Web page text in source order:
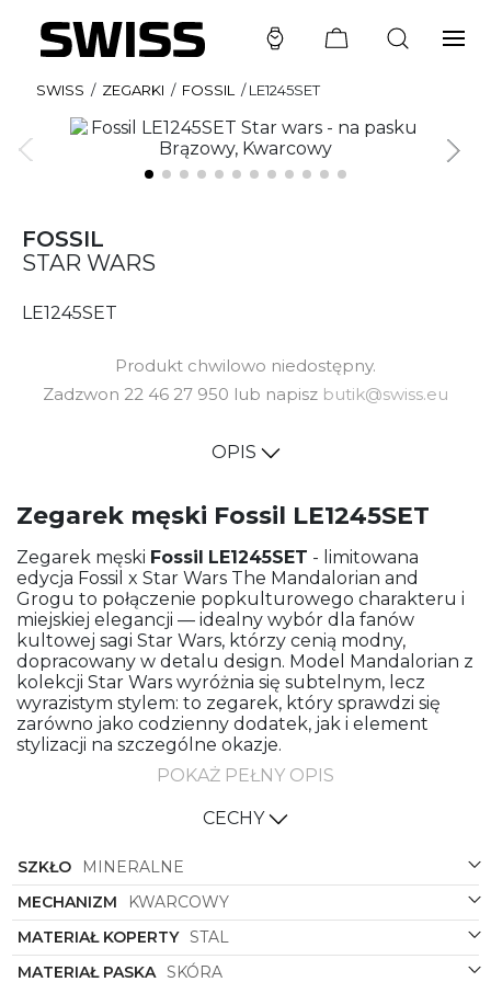
SWISS / ZEGARKI / FOSSIL /LE1245SET
FOSSIL
STAR WARS
LE1245SET
Produkt chwilowo niedostępny.
Zadzwon 22 46 27 950 lub napisz butik@swiss.eu
OPIS
Zegarek męski Fossil LE1245SET
Zegarek męski Fossil LE1245SET - limitowana
edycja Fossil x Star Wars The Mandalorian and
Grogu to połączenie popkulturowego charakteru i
miejskiej elegancji — idealny wybór dla fanów
kultowej sagi Star Wars, którzy cenią modny,
dopracowany w detalu design. Model Mandalorian z
kolekcji Star Wars wyróżnia się subtelnym, lecz
wyrazistym stylem: to zegarek, który sprawdzi się
zarówno jako codzienny dodatek, jak i element
stylizacji na szczególne okazje.
Koperta wykonana ze stali nierdzewnej w stalowym
kompozycji. Okrągły kształt koperty to klasyka w
wygodnie na nadgarstku, a szczotkowane i
polerowane wykończenia podkreślają lekko surowy,
ale elegancki charakter zegarka. Grafitowa tarcza
stanowi głębokie tło dla indeksów i wskazówek; jej
matowa faktura dodaje głębi, a jednocześnie
minimalizuje odbicia, co poprawia czytelność w
POKAŻ PEŁNY OPIS
CECHY
SZKŁO
MINERALNE
MECHANIZM
KWARCOWY
MATERIAŁ KOPERTY STAL
MATERIAŁ PASKA SKÓRA